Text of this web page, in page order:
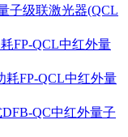
子级联激光器(QCL
FP-QCL中红外量
耗FP-QCL中红外量
QC中红外量子